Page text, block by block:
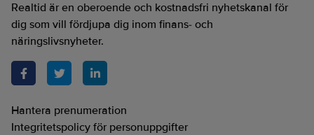
Realtid är en oberoende och kostnadsfri nyhetskanal för
dig som vill fördjupa dig inom finans- och
näringslivsnyheter.
Hantera prenumeration
Integritetspolicy för personuppgifter